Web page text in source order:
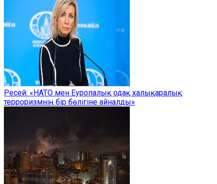
Ресей: «НАТО мен Еуропалық одақ халықаралық
терроризмнің бір бөлігіне айналды»